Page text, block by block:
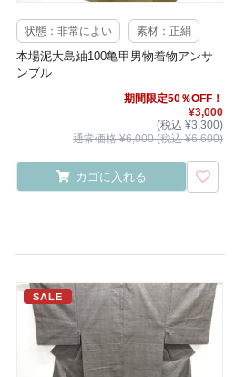
状態：非常によい 素材：正絹
本場泥大島紬100亀甲男物着物アンサ
ンブル
期間限定50％OFF！
¥3,000
(税込 ¥3,300)
通常価格 ¥6,000 (税込 ¥6,600)
カゴに入れる
SALE